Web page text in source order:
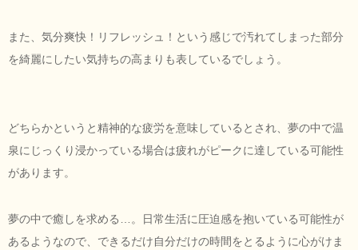
また、気分爽快！リフレッシュ！という感じで汚れてしまった部分
を綺麗にしたい気持ちの高まりも表しているでしょう。
どちらかというと精神的な疲労を意味しているとされ、夢の中で温
泉にじっくり浸かっている場合は疲れがピークに達している可能性
があります。
夢の中で癒しを求める…。日常生活に圧迫感を抱いている可能性が
あるようなので、できるだけ自分だけの時間をとるように心がけま